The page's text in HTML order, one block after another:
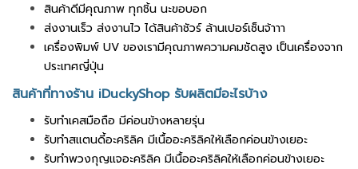
สินค้าดีมีคุณภาพ ทุกชิ้น นะขอบอก
ส่งงานเร็ว ส่งงานไว ได้สินค้าชัวร์ ล้านเปอร์เซ็นจ้าาา
เครื่องพิมพ์ UV ของเรามีคุณภาพความคมชัดสูง เป็นเครื่องจาก
ประเทศญี่ปุ่น
สินค้าที่ทางร้าน iDuckyShop รับผลิตมีอะไรบ้าง
รับทำเคสมือถือ มีค่อนข้างหลายรุ่น
รับทำสแตนดี้อะคริลิค มีเนื้ออะคริลิคให้เลือกค่อนข้างเยอะ
รับทำพวงกุญแจอะคริลิค มีเนื้ออะคริลิคให้เลือกค่อนข้างเยอะ